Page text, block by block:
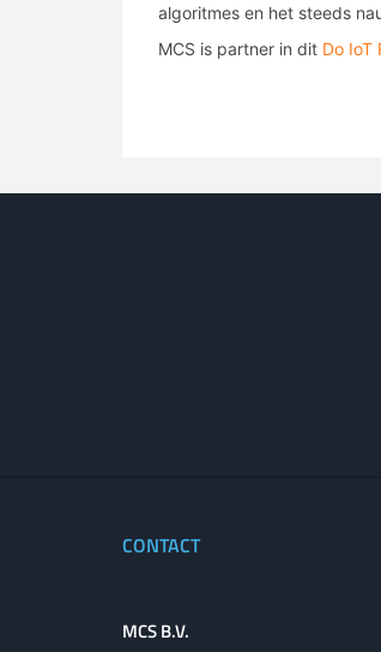
algoritmes en het steeds
MCS is partner in dit Do IoT
CONTACT
MCS B.V.